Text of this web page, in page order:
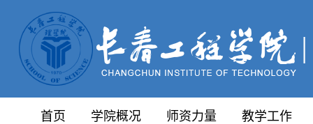
首页 学院概况 师资力量 教学工作